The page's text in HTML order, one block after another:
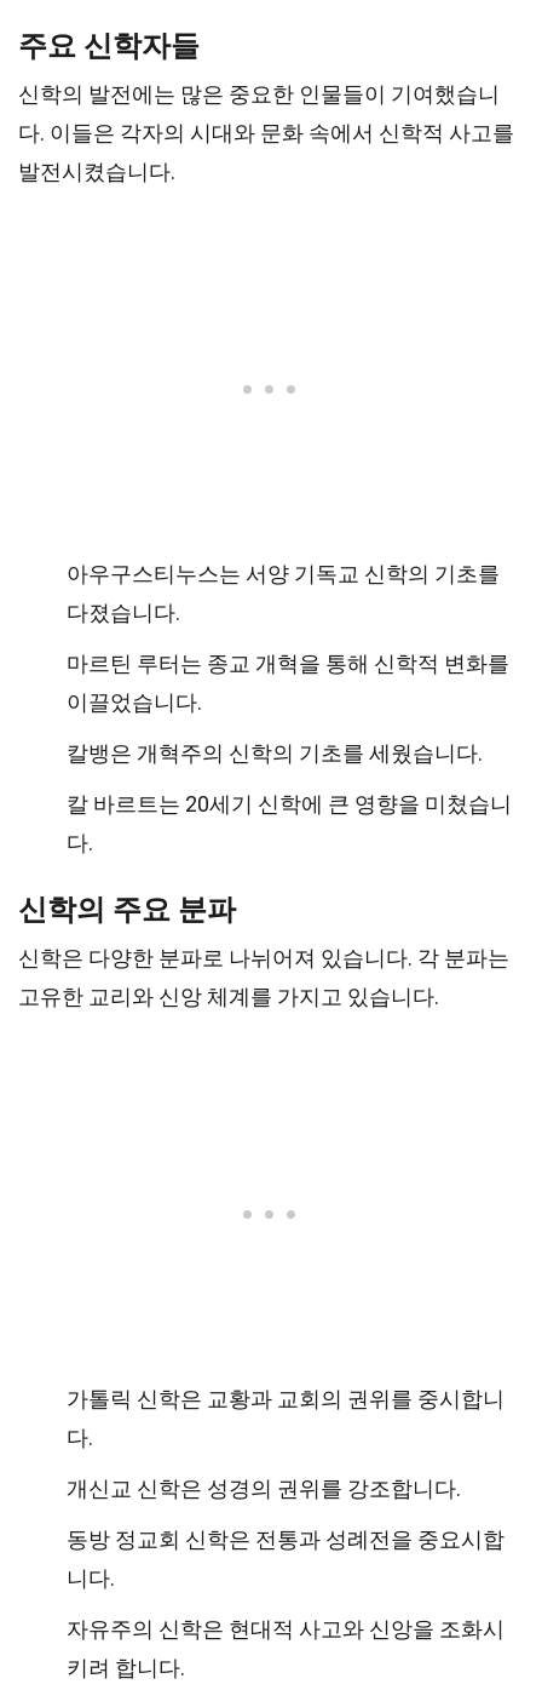
주요 신학자들
신학의 발전에는 많은 중요한 인물들이 기여했습니
다. 이들은 각자의 시대와 문화 속에서 신학적 사고를
발전시켰습니다.
아우구스티누스는 서양 기독교 신학의 기초를
다졌습니다.
마르틴 루터는 종교 개혁을 통해 신학적 변화를
이끌었습니다.
칼뱅은 개혁주의 신학의 기초를 세웠습니다.
칼 바르트는 20세기 신학에 큰 영향을 미쳤습니
다.
신학의 주요 분파
신학은 다양한 분파로 나뉘어져 있습니다. 각 분파는
고유한 교리와 신앙 체계를 가지고 있습니다.
가톨릭 신학은 교황과 교회의 권위를 중시합니
다.
개신교 신학은 성경의 권위를 강조합니다.
동방 정교회 신학은 전통과 성례전을 중요시합
니다.
자유주의 신학은 현대적 사고와 신앙을 조화시
키려 합니다.